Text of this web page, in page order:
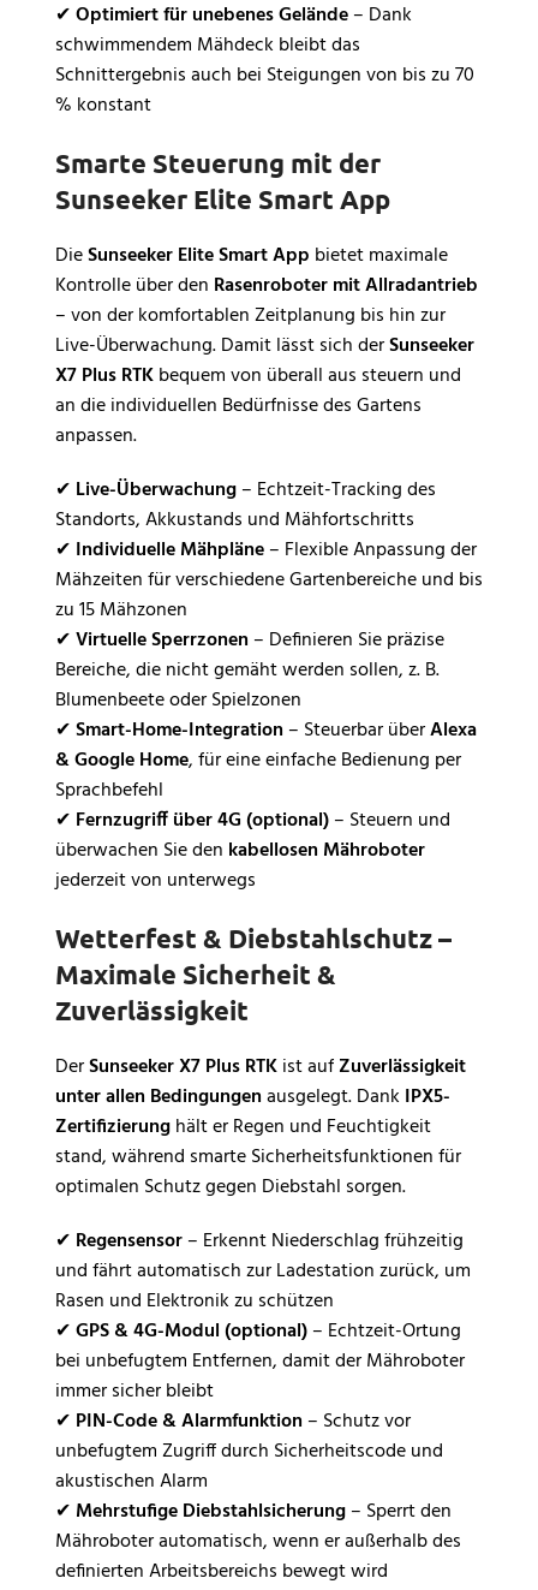
✔Optimiert für unebenes Gelände– Dank
schwimmendem Mähdeck bleibt das
Schnittergebnis auch bei Steigungen von bis zu 70
% konstant
Smarte Steuerung mit der
Sunseeker Elite Smart App
DieSunseeker Elite Smart App bietet maximale
Kontrolle über den Rasenroboter mit Allradantrieb
– von der komfortablen Zeitplanung bis hin zur
Live-Überwachung. Damit lässt sich derSunseeker
X7 Plus RTKbequem von überall aus steuern und
an die individuellen Bedürfnisse des Gartens
anpassen.
✔ Live-Überwachung– Echtzeit-Tracking des
Standorts, Akkustands und Mähfortschritts
✔ Individuelle Mähpläne– Flexible Anpassung der
Mähzeiten für verschiedene Gartenbereiche und bis
zu 15 Mähzonen
✔Virtuelle Sperrzonen – Definieren Sie präzise
Bereiche, die nicht gemäht werden sollen, z. B.
Blumenbeete oder Spielzonen
✔Smart-Home-Integration – Steuerbar überAlexa
& Google Home, für eine einfache Bedienung per
Sprachbefehl
✔ Fernzugriff über 4G (optional)– Steuern und
überwachen Sie den kabellosen Mähroboter
jederzeit von unterwegs
Wetterfest & Diebstahlschutz –
Maximale Sicherheit &
Zuverlässigkeit
DerSunseeker X7 Plus RTKist aufZuverlässigkeit
unter allen Bedingungenausgelegt. Dank IPX5-
Zertifizierunghält er Regen und Feuchtigkeit
stand, während smarte Sicherheitsfunktionen für
optimalen Schutz gegen Diebstahl sorgen.
✔ Regensensor– Erkennt Niederschlag frühzeitig
und fährt automatisch zur Ladestation zurück, um
Rasen und Elektronik zu schützen
✔GPS & 4G-Modul (optional)– Echtzeit-Ortung
bei unbefugtem Entfernen, damit der Mähroboter
immer sicher bleibt
✔ PIN-Code & Alarmfunktion – Schutz vor
unbefugtem Zugriff durch Sicherheitscode und
akustischen Alarm
✔ Mehrstufige Diebstahlsicherung– Sperrt den
Mähroboter automatisch, wenn er außerhalb des
definierten Arbeitsbereichs bewegt wird